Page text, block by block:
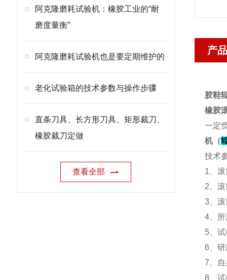
阿克隆磨耗试验机：橡胶工业的“耐
磨度量衡”
阿克隆磨耗试验机也是要定期维护的
老化试验箱的技术参数与操作步骤
直条刀具、长方形刀具、矩形裁刀、
橡胶裁刀定做
查看全部
产
胶鞋
橡胶
一定
机（
技术
1、
2、
3、
4、
5、
6、
7、
8、